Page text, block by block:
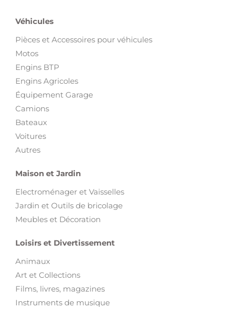
Véhicules
Pièces et Accessoires pour véhicules
Motos
Engins BTP
Engins Agricoles
Équipement Garage
Camions
Bateaux
Voitures
Autres
Maison et Jardin
Electroménager et Vaisselles
Jardin et Outils de bricolage
Meubles et Décoration
Loisirs et Divertissement
Animaux
Art et Collections
Films, livres, magazines
Instruments de musique